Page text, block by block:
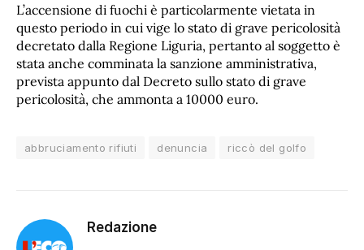
L’accensione di fuochi è particolarmente vietata in
questo periodo in cui vige lo stato di grave pericolosità
decretato dalla Regione Liguria, pertanto al soggetto è
stata anche comminata la sanzione amministrativa,
prevista appunto dal Decreto sullo stato di grave
pericolosità, che ammonta a 10000 euro.
abbruciamento rifiuti denuncia riccò del golfo
Redazione